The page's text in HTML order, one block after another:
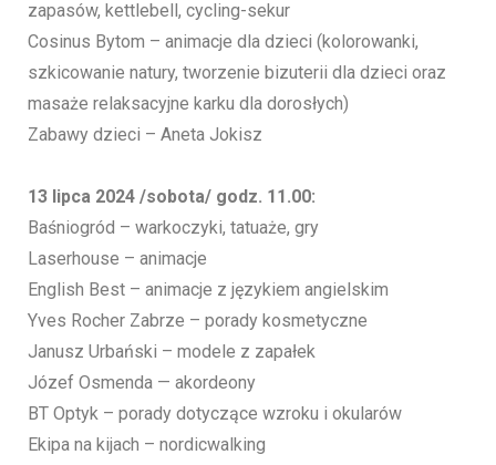
zapasów, kettlebell, cycling-sekur
Cosinus Bytom – animacje dla dzieci (kolorowanki,
szkicowanie natury, tworzenie bizuterii dla dzieci oraz
masaże relaksacyjne karku dla dorosłych)
Zabawy dzieci – Aneta Jokisz
13 lipca 2024 /sobota/ godz. 11.00:
Baśniogród – warkoczyki, tatuaże, gry
Laserhouse – animacje
English Best – animacje z językiem angielskim
Yves Rocher Zabrze – porady kosmetyczne
Janusz Urbański – modele z zapałek
Józef Osmenda — akordeony
BT Optyk – porady dotyczące wzroku i okularów
Ekipa na kijach – nordicwalking